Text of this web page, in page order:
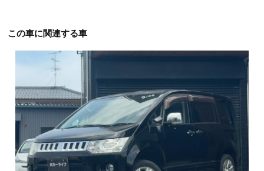
この車に関連する車